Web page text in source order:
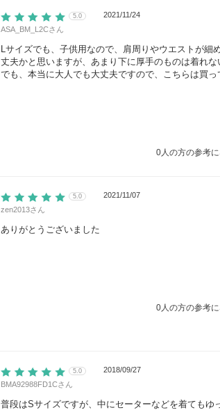
5.0
2021/11/24
ASA_BM_L2Cさん
Lサイズでも、子供用なので、肩周りやウエストが細
丈夫かと思いますが、あまり下に厚手のものは着れな
でも、本当に大人でも大丈夫ですので、こちらは買っ
0人の方の参考
5.0
2021/11/07
zen2013さん
ありがとうございました
0人の方の参考
5.0
2018/09/27
BMA92988FD1Cさん
普段はSサイズですが、中にセーターなどを着てもゆ